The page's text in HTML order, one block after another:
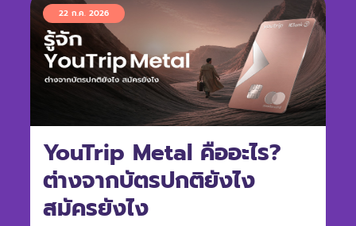
YouTrip Metal คืออะไร?
ต่างจากบัตรปกติยังไง
สมัครยังไง
22 ก.ค. 2026